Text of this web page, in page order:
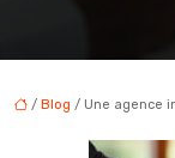
/ Blog / Une agence